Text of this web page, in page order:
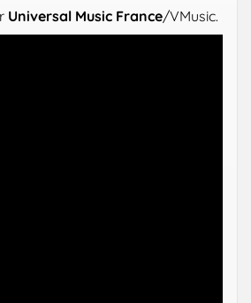
Universal Music France/VMusic.